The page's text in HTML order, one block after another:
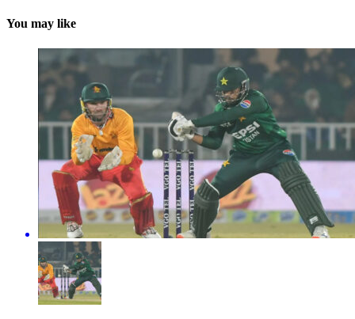
You may like